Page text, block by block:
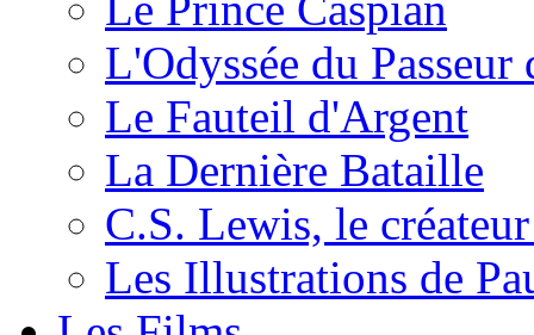
L'Odyssée du
Le Fauteil d'Argent
La Dernière Bataille
C.S. Lewis, le
Les Illustrations de